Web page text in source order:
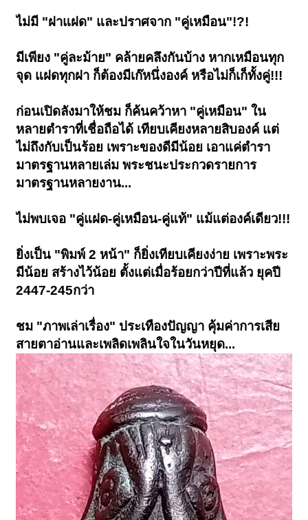
ไม่มี "ฝาแฝด" และปราศจาก "คู่เหมือน"!?!
มีเพียง "คู่ละม้าย" คล้ายคลึงกันบ้าง หากเหมือนทุก
จุด แฝดทุกฝา ก็ต้องมีเก๊หนึ่งองค์ หรือไม่ก็เก็ทั้งคู่!!!
ก่อนเปิดลังมาให้ชม ก็ค้นคว้าหา "คู่เหมือน" ใน
หลายตำราที่เชื่อถือได้ เทียบเคียงหลายสิบองค์ แต่
ไม่ถึงกับเป็นร้อย เพราะของดีมีน้อย เอาแค่ตำรา
มาตรฐานหลายเล่ม พระชนะประกวดรายการ
มาตรฐานหลายงาน...
ไม่พบเจอ "คู่แฝด-คู่เหมือน-คู่แท้" แม้แต่องค์เดียว!!!
ยิ่งเป็น "พิมพ์ 2 หน้า" ก็ยิ่งเทียบเคียงง่าย เพราะพระ
มีน้อย สร้างไว้น้อย ตั้งแต่เมื่อร้อยกว่าปีที่แล้ว ยุคปี
2447-245กว่า
ชม "ภาพเล่าเรื่อง" ประเทืองปัญญา คุ้มค่าการเสีย
สายตาอ่านและเพลิดเพลินใจในวันหยุด...